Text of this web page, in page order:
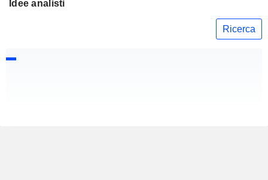
Idee analisti
Ricerca